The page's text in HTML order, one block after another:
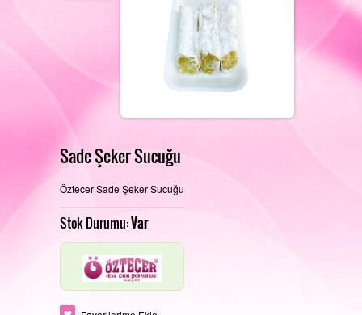
REFERANSLARIMIZ
FOTOĞRAF GALERISI
PERAKENDE SATIŞ MAĞAZAMIZ
ÜRETIM ALANLARIMIZ
İLETIŞIM
Sade Şeker Sucuğu
Öztecer Sade Şeker Sucuğu
Stok Durumu:Var